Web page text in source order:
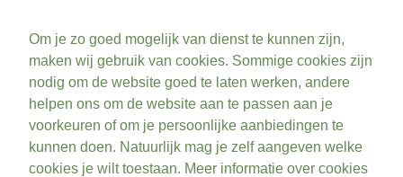
Om je zo goed mogelijk van dienst te kunnen zijn,
maken wij gebruik van cookies. Sommige cookies zijn
nodig om de website goed te laten werken, andere
helpen ons om de website aan te passen aan je
voorkeuren of om je persoonlijke aanbiedingen te
kunnen doen. Natuurlijk mag je zelf aangeven welke
cookies je wilt toestaan. Meer informatie over cookies